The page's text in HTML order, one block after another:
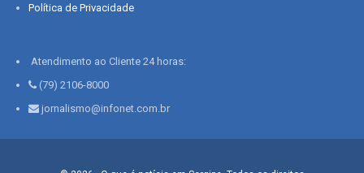
Política de Privacidade
Atendimento ao Cliente 24 horas:
(79) 2106-8000
jornalismo@infonet.com.br